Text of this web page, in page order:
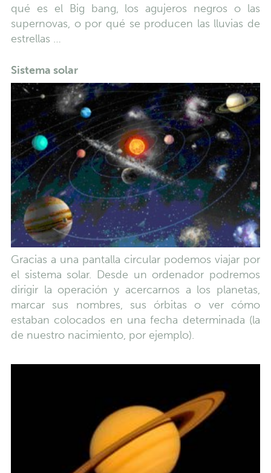
qué es el Big bang, los agujeros negros o las
supernovas, o por qué se producen las lluvias de
estrellas …
Sistema solar
Gracias a una pantalla circular podemos viajar por
el sistema solar. Desde un ordenador podremos
dirigir la operación y acercarnos a los planetas,
marcar sus nombres, sus órbitas o ver cómo
estaban colocados en una fecha determinada (la
de nuestro nacimiento, por ejemplo).